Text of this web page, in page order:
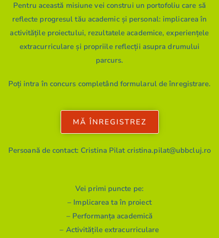
Pentru această misiune vei construi un portofoliu care să
reflecte progresul tău academic și personal: implicarea în
activitățile proiectului, rezultatele academice, experiențele
extracurriculare și propriile reflecții asupra drumului
parcurs.
Poți intra în concurs completând formularul de înregistrare.
MĂ ÎNREGISTREZ
Persoană de contact: Cristina Pilat cristina.pilat@ubbcluj.ro
Vei primi puncte pe:
– Implicarea ta în proiect
– Performanța academică
– Activitățile extracurriculare